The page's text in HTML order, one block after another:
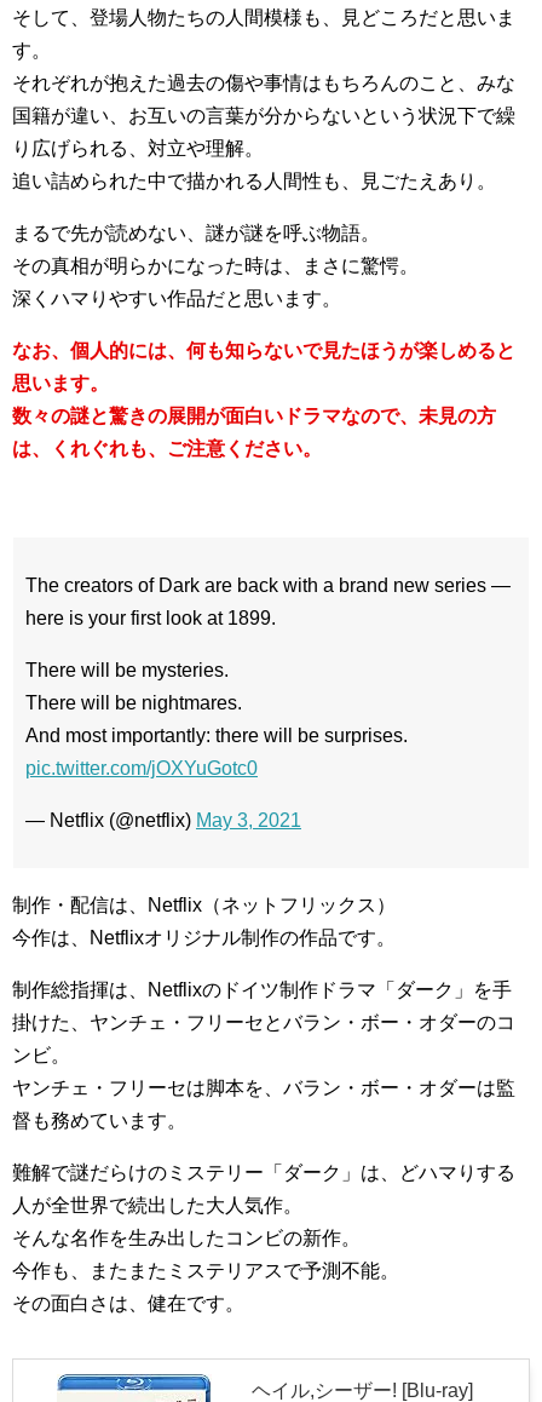
そして、登場人物たちの人間模様も、見どころだと思いま
す。
それぞれが抱えた過去の傷や事情はもちろんのこと、みな
国籍が違い、お互いの言葉が分からないという状況下で繰
り広げられる、対立や理解。
追い詰められた中で描かれる人間性も、見ごたえあり。
まるで先が読めない、謎が謎を呼ぶ物語。
その真相が明らかになった時は、まさに驚愕。
深くハマりやすい作品だと思います。
なお、個人的には、何も知らないで見たほうが楽しめると
思います。
数々の謎と驚きの展開が面白いドラマなので、未見の方
は、くれぐれも、ご注意ください。
The creators of Dark are back with a brand new series —
here is your first look at 1899.
There will be mysteries.
There will be nightmares.
And most importantly: there will be surprises.
pic.twitter.com/jOXYuGotc0
— Netflix (@netflix) May 3, 2021
制作・配信は、Netflix（ネットフリックス）
今作は、Netflixオリジナル制作の作品です。
制作総指揮は、Netflixのドイツ制作ドラマ「ダーク」を手
掛けた、ヤンチェ・フリーセとバラン・ボー・オダーのコ
ンビ。
ヤンチェ・フリーセは脚本を、バラン・ボー・オダーは監
督も務めています。
難解で謎だらけのミステリー「ダーク」は、どハマりする
人が全世界で続出した大人気作。
そんな名作を生み出したコンビの新作。
今作も、またまたミステリアスで予測不能。
その面白さは、健在です。
ヘイル,シーザー! [Blu-ray]